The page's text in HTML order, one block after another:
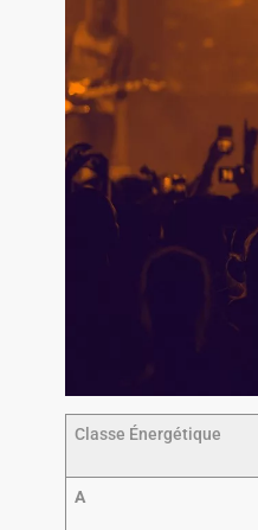
Classe Énergétique
A